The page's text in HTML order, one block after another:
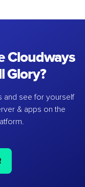
Cloudways
Glory?
and see for yourself
& apps on the